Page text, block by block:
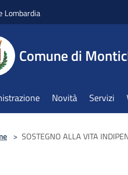
Lombardia
Comune di
Novità Servizi
> SOSTEGNO ALLA VITA